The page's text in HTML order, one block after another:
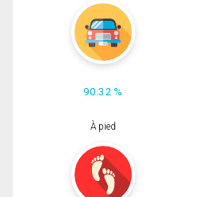
90.32 %
À pied